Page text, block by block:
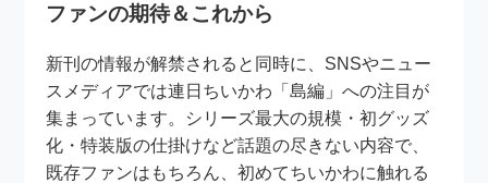
ファンの期待＆これから
新刊の情報が解禁されると同時に、SNSやニュー
スメディアでは連日ちいかわ「島編」への注目が
集まっています。シリーズ最大の規模・初グッズ
化・特装版の仕掛けなど話題の尽きない内容で、
既存ファンはもちろん、初めてちいかわに触れる